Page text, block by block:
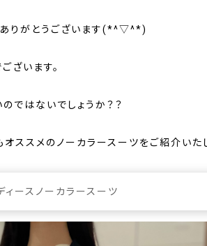
りがとうございます(*^▽^*)
ございます。
ではないでしょうか？？
ススメのノーカラースーツをご紹介い
ィースノーカラースーツ